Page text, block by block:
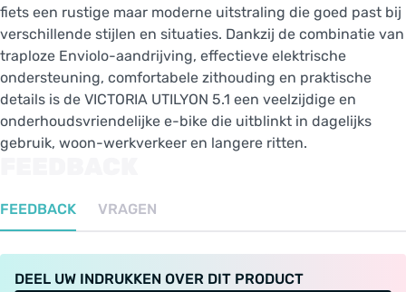
fiets een rustige maar moderne uitstraling die goed past bij
verschillende stijlen en situaties. Dankzij de combinatie van
traploze Enviolo-aandrijving, effectieve elektrische
ondersteuning, comfortabele zithouding en praktische
details is de VICTORIA UTILYON 5.1 een veelzijdige en
onderhoudsvriendelijke e-bike die uitblinkt in dagelijks
gebruik, woon-werkverkeer en langere ritten.
FEEDBACK VRAGEN
DEEL UW INDRUKKEN OVER DIT PRODUCT